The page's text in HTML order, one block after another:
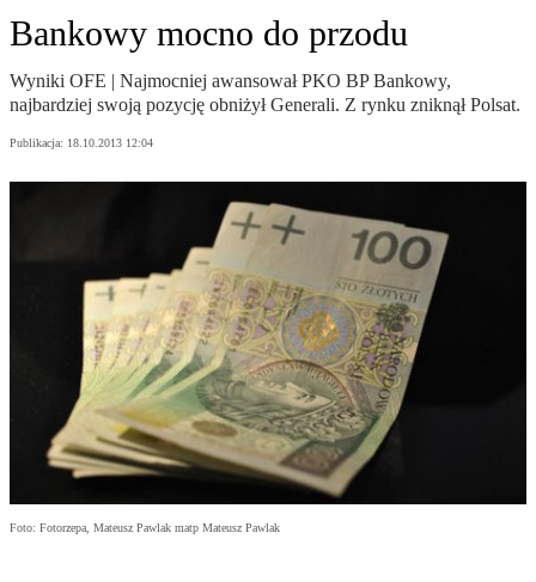
Bankowy mocno do przodu
Wyniki OFE | Najmocniej awansował PKO BP Bankowy,
najbardziej swoją pozycję obniżył Generali. Z rynku zniknął Polsat.
Publikacja: 18.10.2013 12:04
Foto: Fotorzepa, Mateusz Pawlak matp Mateusz Pawlak